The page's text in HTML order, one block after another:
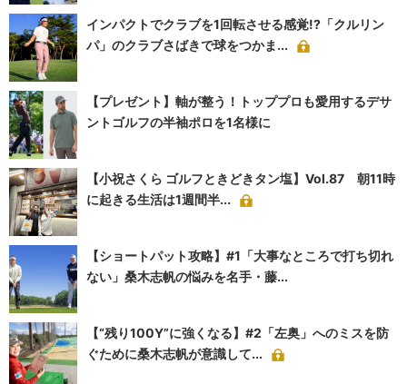
インパクトでクラブを1回転させる感覚!?「クルリン
パ」のクラブさばきで球をつかま...
【プレゼント】軸が整う！トッププロも愛用するデサ
ントゴルフの半袖ポロを1名様に
【小祝さくら ゴルフときどきタン塩】Vol.87 朝11時
に起きる生活は1週間半...
【ショートパット攻略】#1「大事なところで打ち切れ
ない」桑木志帆の悩みを名手・藤...
【“残り100Y”に強くなる】#2「左奥」へのミスを防
ぐために桑木志帆が意識して...